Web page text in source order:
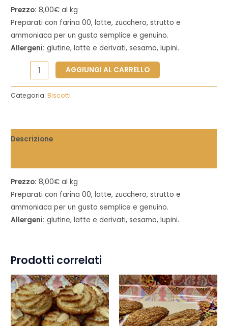
Prezzo: 8,00€ al kg
Preparati con farina 00, latte, zucchero, strutto e
ammoniaca per un gusto semplice e genuino.
Allergeni: glutine, latte e derivati, sesamo, lupini.
AGGIUNGI AL CARRELLO
Categoria:Biscotti
Descrizione
Prezzo: 8,00€ al kg
Preparati con farina 00, latte, zucchero, strutto e
ammoniaca per un gusto semplice e genuino.
Allergeni: glutine, latte e derivati, sesamo, lupini.
Prodotti correlati
Questo
prodotto
ha
più